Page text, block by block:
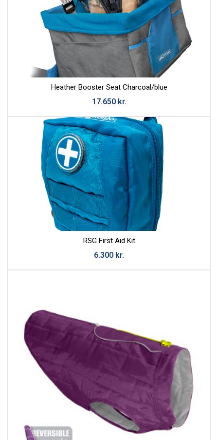
Heather Booster Seat Charcoal/blue
17.650 kr.
RSG First Aid Kit
6.300 kr.
Hafa Samband
Okkur er mikið í mun að bæta þjónustu okkar við viðskiptavini
og því tökum við vel á móti öllum skilaboðum.
Skiptir ekki máli hvort þau eru jákvæð eða neikvæð.
Athugaðu að við munum aldrei láta þriðja aðila hafa
netfangið þitt né munum við misnota það á nokkurn annan
Nafn
Tölvupóstur